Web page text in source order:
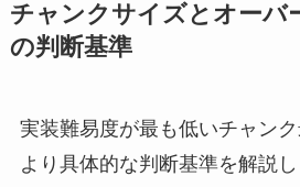
チャンクサイズとオーバ
の判断基準
実装難易度が最も低いチャンク
より具体的な判断基準を解説し